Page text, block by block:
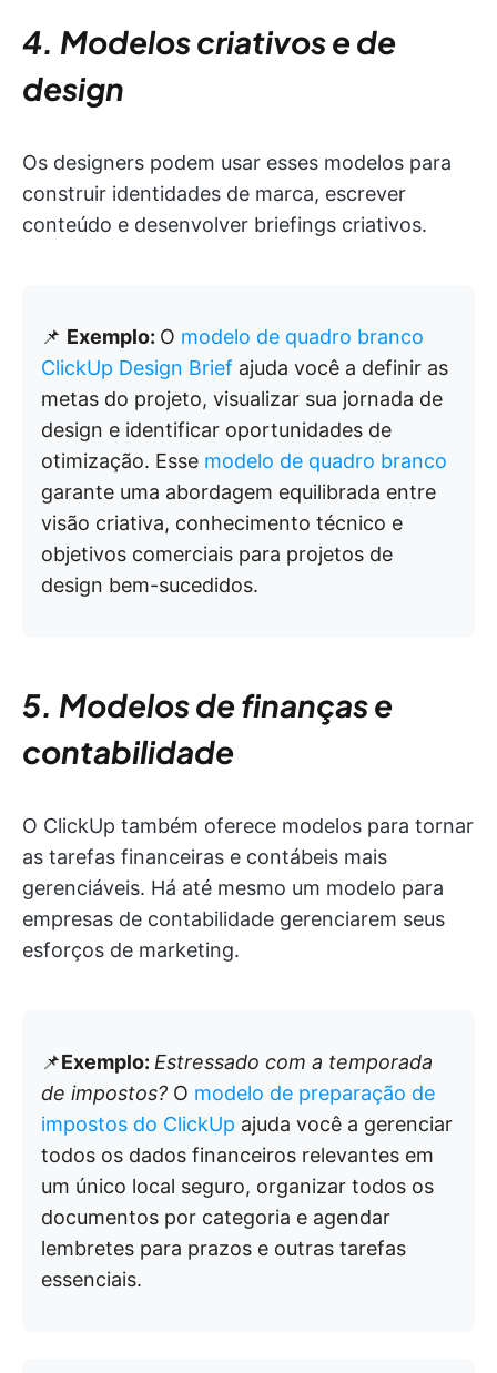
4. Modelos criativos e de
design
Os designers podem usar esses modelos para
construir identidades de marca, escrever
conteúdo e desenvolver briefings criativos.
📌 Exemplo: O modelo de quadro branco
ClickUp Design Brief ajuda você a definir as
metas do projeto, visualizar sua jornada de
design e identificar oportunidades de
otimização. Esse modelo de quadro branco
garante uma abordagem equilibrada entre
visão criativa, conhecimento técnico e
objetivos comerciais para projetos de
design bem-sucedidos.
5. Modelos de finanças e
contabilidade
O ClickUp também oferece modelos para tornar
as tarefas financeiras e contábeis mais
gerenciáveis. Há até mesmo um modelo para
empresas de contabilidade gerenciarem seus
esforços de marketing.
📌Exemplo: Estressado com a temporada
de impostos? O modelo de preparação de
impostos do ClickUp ajuda você a gerenciar
todos os dados financeiros relevantes em
um único local seguro, organizar todos os
documentos por categoria e agendar
lembretes para prazos e outras tarefas
essenciais.